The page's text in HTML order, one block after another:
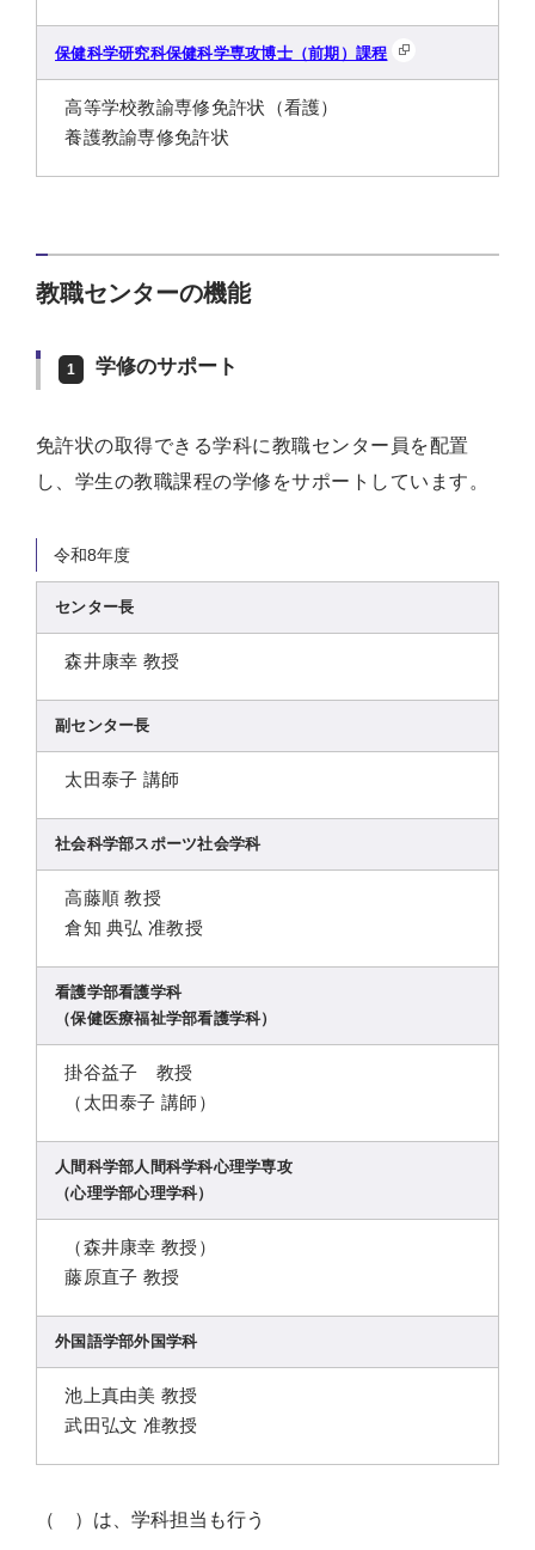
保健科学研究科保健科学専攻博士（前期）課程
高等学校教諭専修免許状（看護）
養護教諭専修免許状
教職センターの機能
1 学修のサポート
免許状の取得できる学科に教職センター員を配置
し、学生の教職課程の学修をサポートしています。
令和8年度
センター長
森井康幸 教授
副センター長
太田泰子 講師
社会科学部スポーツ社会学科
高藤順 教授
倉知 典弘 准教授
看護学部看護学科
（保健医療福祉学部看護学科）
掛谷益子 教授
（太田泰子 講師）
人間科学部人間科学科心理学専攻
（心理学部心理学科）
（森井康幸 教授）
藤原直子 教授
外国語学部外国学科
池上真由美 教授
武田弘文 准教授
（ ）は、学科担当も行う